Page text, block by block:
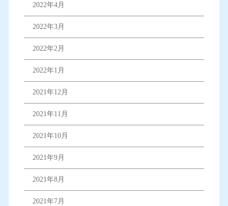
2022年4月
2022年3月
2022年2月
2022年1月
2021年12月
2021年11月
2021年10月
2021年9月
2021年8月
2021年7月